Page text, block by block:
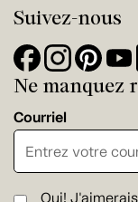
Suivez-nous
Ne manquez
Courriel
Oui!